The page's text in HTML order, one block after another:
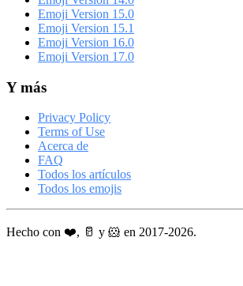
Emoji Version 15.0
Emoji Version 15.1
Emoji Version 16.0
Emoji Version 17.0
Y más
Privacy Policy
Terms of Use
Acerca de
FAQ
Todos los artículos
Todos los emojis
Hecho con ❤️, 🥛 y 🐹 en 2017-2026.